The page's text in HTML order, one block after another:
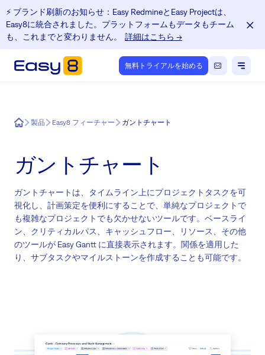
⚡️ ブランド刷新のお知らせ：Easy RedmineとEasy Projectは、
Easy8に統合されました。プラットフォームもデータもチーム
も、これまでと変わりません。
詳細はこちら →
無料トライアルを始める
Easy8製品 Easy8 フィーチャー ガントチャート
ガントチャート
ガントチャートは、タイムライン上にプロジェクトタスクを可
視化し、計画策定を便利にすることで、単純なプロジェクトで
も複雑なプロジェクトでも欠かせないツールです。ベースライ
ン、クリティカルパス、キャッシュフロー、リソース、その他
のツールが Easy Gantt に直接表示されます。関係を適用した
り、サブタスクやマイルストーンを作成することも可能です。